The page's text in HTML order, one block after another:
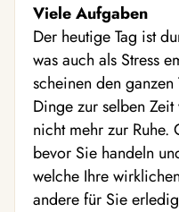
Viele Aufgaben
Der heutige Tag ist
was auch als Stress
scheinen den
Dinge zur selben
nicht mehr zur Ruhe.
bevor Sie handeln
welche Ihre
andere für Sie